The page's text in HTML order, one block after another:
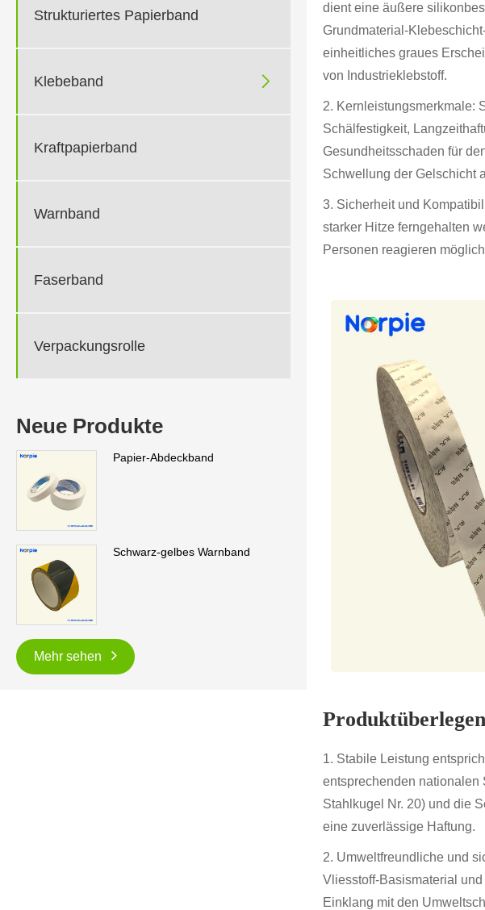
Strukturiertes Papierband
Klebeband 
Kraftpapierband
Warnband
Faserband
Verpackungsrolle
Neue Produkte
Papier-Abdeckband
Schwarz-gelbes Warnband
Mehr sehen
dient eine äußere
Grundmaterial-
einheitliches graues
von Industrieklebstoff.
2. Kernleistungsmerkmale:
Schälfestigkeit,
Gesundheitsschaden für
Schwellung der Gelschicht
3. Sicherheit und
starker Hitze ferngehalten
Personen reagieren
1. Stabile Leistung
entsprechenden nationalen
Stahlkugel Nr. 20) und die
eine zuverlässige Haftung.
2. Umweltfreundliche und
Vliesstoff-Basismaterial
Einklang mit den